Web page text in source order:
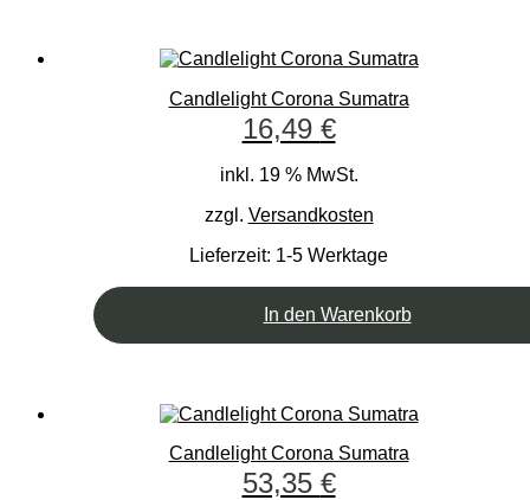
Candlelight Corona Sumatra
16,49 €
inkl. 19 % MwSt.
zzgl. Versandkosten
Lieferzeit: 1-5 Werktage
In den Warenkorb
Candlelight Corona Sumatra
53,35 €